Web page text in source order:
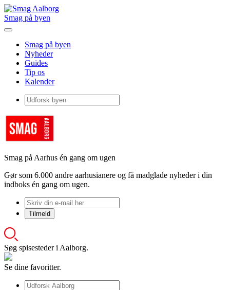
Smag på byen
Smag på byen
Nyheder
Guides
Tip os
Kalender
Smag på Aarhus én gang om ugen
Gør som 6.000 andre aarhusianere og få madglade nyheder i din
indboks én gang om ugen.
Søg spisesteder i Aalborg.
Se dine favoritter.